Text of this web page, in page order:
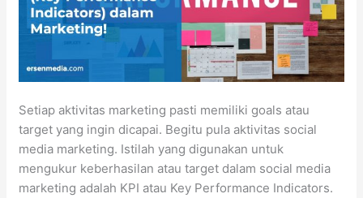
Setiap aktivitas marketing pasti memiliki goals atau
target yang ingin dicapai. Begitu pula aktivitas social
media marketing. Istilah yang digunakan untuk
mengukur keberhasilan atau target dalam social media
marketing adalah KPI atau Key Performance Indicators.